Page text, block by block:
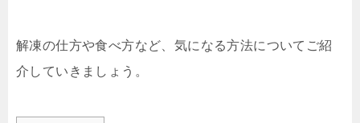
解凍の仕方や食べ方など、気になる方法についてご紹
介していきましょう。